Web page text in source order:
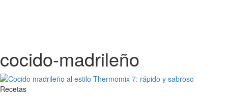
cocido-madrileño
Recetas